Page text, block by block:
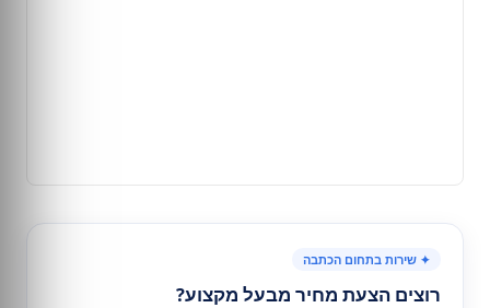
✦ שירות בתחום הכתבה
רוצים הצעת מחיר מבעל מקצוע?